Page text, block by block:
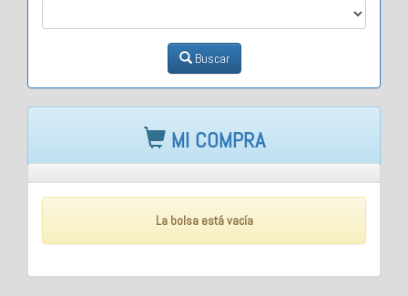
Buscar
MI COMPRA
La bolsa está vacía